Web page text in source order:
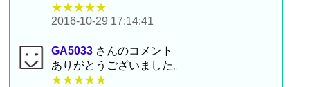
★★★★★
2016-10-29 17:14:41
GA5033 さんのコメント
ありがとうございました。
★★★★★